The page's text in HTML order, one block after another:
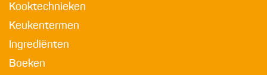
Kooktechnieken
Keukentermen
Ingrediënten
Boeken